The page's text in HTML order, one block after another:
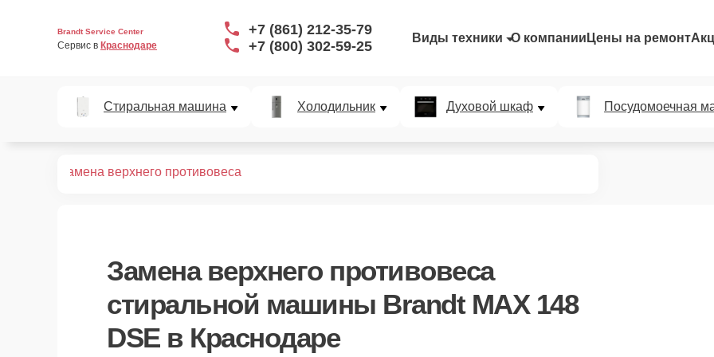
Brandt Service Center
Сервис в Краснодаре
+7 (861) 212-35-79
+7 (800) 302-59-25
Виды техники О компании Цены на ремонт
Стиральная машина Холодильник Духовой шкаф Посудомоечная
Замена верхнего противовеса
Замена верхнего противовеса
стиральной машины Brandt MAX 148
DSE в Краснодаре